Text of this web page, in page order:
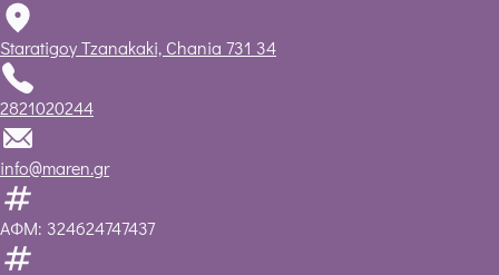
Staratigoy Tzanakaki, Chania 731 34
2821020244
info@maren.gr
ΑΦΜ: 324624747437